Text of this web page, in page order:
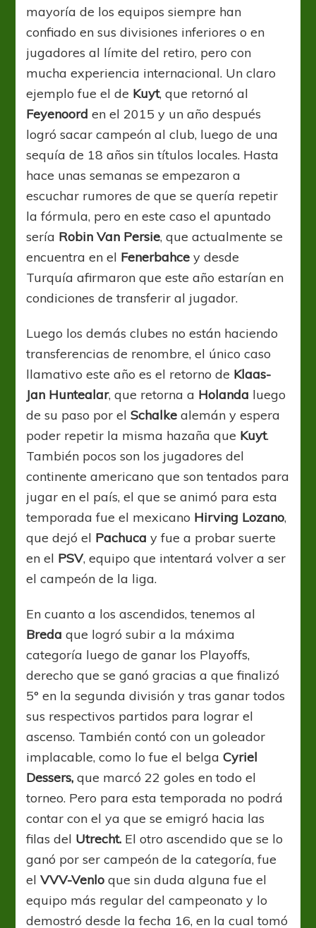
mayoría de los equipos siempre han
confiado en sus divisiones inferiores o en
jugadores al límite del retiro, pero con
mucha experiencia internacional. Un claro
ejemplo fue el de Kuyt, que retornó al
Feyenoord en el 2015 y un año después
logró sacar campeón al club, luego de una
sequía de 18 años sin títulos locales. Hasta
hace unas semanas se empezaron a
escuchar rumores de que se quería repetir
la fórmula, pero en este caso el apuntado
sería Robin Van Persie, que actualmente se
encuentra en el Fenerbahce y desde
Turquía afirmaron que este año estarían en
condiciones de transferir al jugador.
Luego los demás clubes no están haciendo
transferencias de renombre, el único caso
llamativo este año es el retorno de Klaas-
Jan Huntealar, que retorna a Holanda luego
de su paso por elSchalke alemán y espera
poder repetir la misma hazaña que Kuyt.
También pocos son los jugadores del
continente americano que son tentados para
jugar en el país, el que se animó para esta
temporada fue el mexicano Hirving Lozano,
que dejó el Pachuca y fue a probar suerte
en el PSV, equipo que intentará volver a ser
el campeón de la liga.
En cuanto a los ascendidos, tenemos al
Breda que logró subir a la máxima
categoría luego de ganar los Playoffs,
derecho que se ganó gracias a que finalizó
5° en la segunda división y tras ganar todos
sus respectivos partidos para lograr el
ascenso. También contó con un goleador
implacable, como lo fue el belgaCyriel
Dessers,que marcó 22 goles en todo el
torneo. Pero para esta temporada no podrá
contar con el ya que se emigró hacia las
filas del Utrecht. El otro ascendido que se lo
ganó por ser campeón de la categoría, fue
elVVV-Venloque sin duda alguna fue el
equipo más regular del campeonato y lo
demostró desde la fecha 16, en la cual tomó